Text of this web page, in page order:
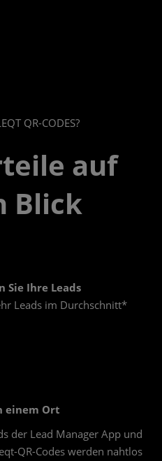
QR-CODES?
auf
Blick
Sie Ihre Leads
Leads im Durchschnitt*
einem Ort
der Lead Manager App und
QR-Codes werden nahtlos